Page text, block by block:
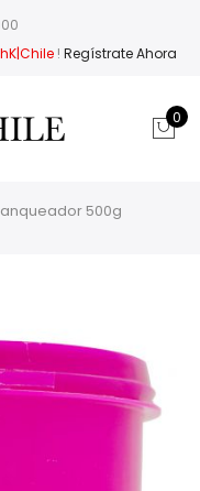
! Regístrate Ahora
0
500g